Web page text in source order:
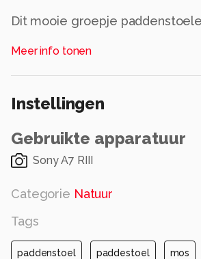
Dit mooie groepje
Meer info tonen
Instellingen
Gebruikte apparatuur
Sony A7 RIII
Categorie Natuur
Tags
paddenstoel paddestoel mos